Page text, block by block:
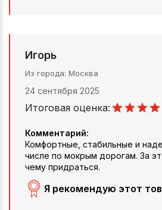
Игорь
Из города Москва
24 сентября 2025
Итоговая оценка:
Комментарий:
Комфортные, стабильные и
числе по мокрым дорогам. За
чему придраться.
Я рекомендую этот